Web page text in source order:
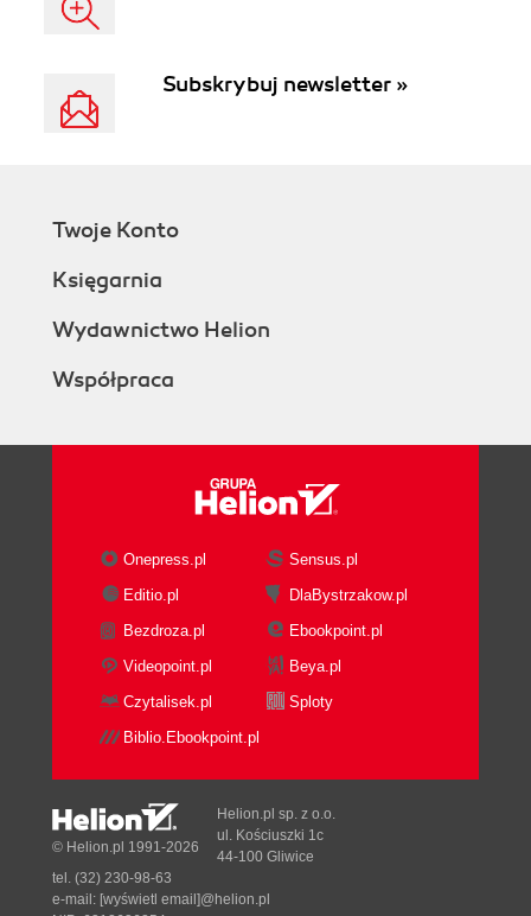
Subskrybuj newsletter »
Twoje Konto
Księgarnia
Wydawnictwo Helion
Współpraca
Onepress.pl
Sensus.pl
Editio.pl
DlaBystrzakow.pl
Bezdroza.pl
Ebookpoint.pl
Videopoint.pl
Beya.pl
Czytalisek.pl
Sploty
Biblio.Ebookpoint.pl
© Helion.pl 1991-2026
Helion.pl sp. z o.o.
ul. Kościuszki 1c
44-100 Gliwice
tel. (32) 230-98-63
e-mail: [wyświetl email]@helion.pl